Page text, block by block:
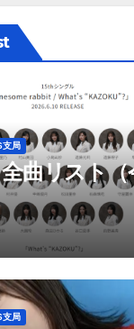
支局
曲リスト（
支局